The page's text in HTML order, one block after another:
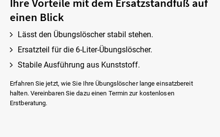
einen Blick
Lässt den Übungslöscher stabil stehen.
Ersatzteil für die 6-Liter-Übungslöscher.
Stabile Ausführung aus Kunststoff.
Erfahren Sie jetzt, wie Sie Ihre Übungslöscher lange einsatzbereit
halten. Vereinbaren Sie dazu einen Termin zur kostenlosen
Erstberatung.